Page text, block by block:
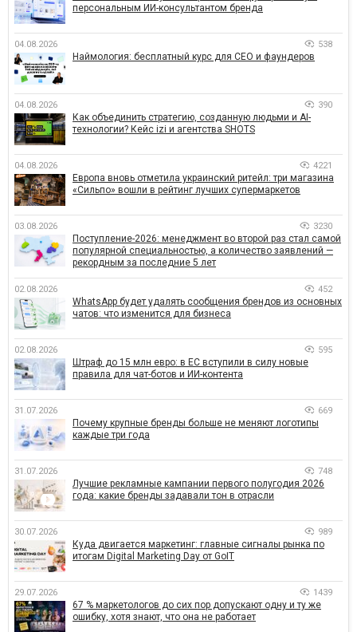
персональным ИИ-консультантом бренда
04.08.2026 538
Наймология: бесплатный курс для CEO и фаундеров
04.08.2026 390
Как объединить стратегию, созданную людьми и AI-
технологии? Кейс izi и агентства SHOTS
04.08.2026 4221
Европа вновь отметила украинский ритейл: три магазина
«Сильпо» вошли в рейтинг лучших супермаркетов
03.08.2026 3230
Поступление-2026: менеджмент во второй раз стал самой
популярной специальностью, а количество заявлений —
рекордным за последние 5 лет
02.08.2026 452
WhatsApp будет удалять сообщения брендов из основных
чатов: что изменится для бизнеса
02.08.2026 595
Штраф до 15 млн евро: в ЕС вступили в силу новые
правила для чат-ботов и ИИ-контента
31.07.2026 669
Почему крупные бренды больше не меняют логотипы
каждые три года
31.07.2026 748
Лучшие рекламные кампании первого полугодия 2026
года: какие бренды задавали тон в отрасли
30.07.2026 989
Куда двигается маркетинг: главные сигналы рынка по
итогам Digital Marketing Day от GoIT
29.07.2026 1439
67 % маркетологов до сих пор допускают одну и ту же
ошибку, хотя знают, что она не работает